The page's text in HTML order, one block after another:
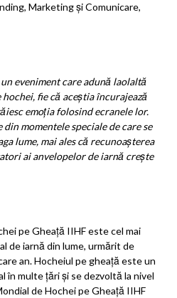
Marketing și Comunicare,
eveniment care adună laolaltă
fie că aceștia încurajează
emoția folosind ecranele lor.
momentele speciale de care se
lume, mai ales că recunoașterea
ai anvelopelor de iarnă crește
pe Gheață IIHF este cel mai
de iarnă din lume, urmărit de
an. Hocheiul pe gheață este un
în multe țări și se dezvoltă la nivel
de Hochei pe Gheață IIHF